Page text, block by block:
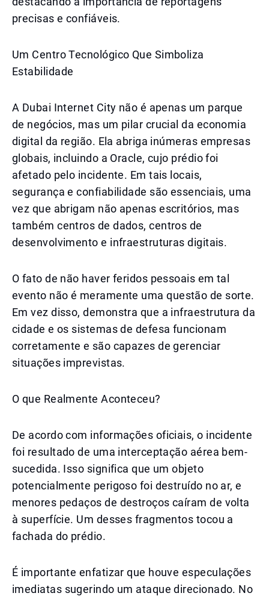
precisas e confiáveis.
Um Centro Tecnológico Que Simboliza
Estabilidade
A Dubai Internet City não é apenas um parque
de negócios, mas um pilar crucial da economia
digital da região. Ela abriga inúmeras empresas
globais, incluindo a Oracle, cujo prédio foi
afetado pelo incidente. Em tais locais,
segurança e confiabilidade são essenciais, uma
vez que abrigam não apenas escritórios, mas
também centros de dados, centros de
desenvolvimento e infraestruturas digitais.
O fato de não haver feridos pessoais em tal
evento não é meramente uma questão de sorte.
Em vez disso, demonstra que a infraestrutura da
cidade e os sistemas de defesa funcionam
corretamente e são capazes de gerenciar
situações imprevistas.
O que Realmente Aconteceu?
De acordo com informações oficiais, o incidente
foi resultado de uma interceptação aérea bem-
sucedida. Isso significa que um objeto
potencialmente perigoso foi destruído no ar, e
menores pedaços de destroços caíram de volta
à superfície. Um desses fragmentos tocou a
fachada do prédio.
É importante enfatizar que houve especulações
imediatas sugerindo um ataque direcionado. No